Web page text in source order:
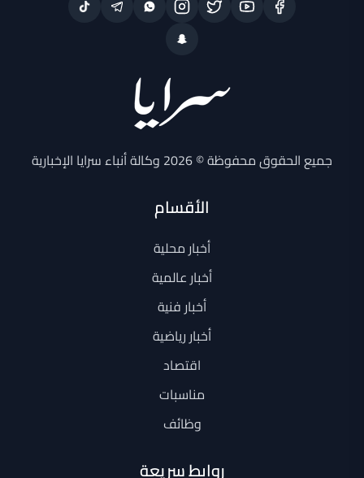
جميع الحقوق محفوظة © 2026 وكالة أنباء سرايا الإخبارية
الأقسام
أخبار محلية
أخبار عالمية
أخبار فنية
أخبار رياضية
اقتصاد
مناسبات
وظائف
روابط سريعة